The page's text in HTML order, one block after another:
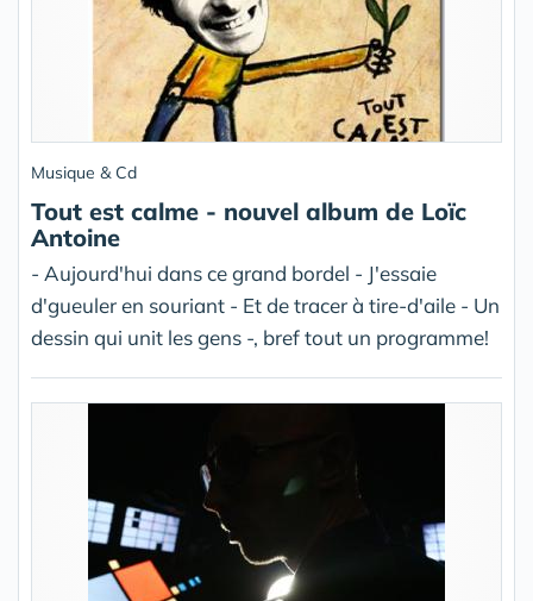
Musique & Cd
Tout est calme - nouvel album de Loïc
Antoine
- Aujourd'hui dans ce grand bordel - J'essaie
d'gueuler en souriant - Et de tracer à tire-d'aile - Un
dessin qui unit les gens -, bref tout un programme!